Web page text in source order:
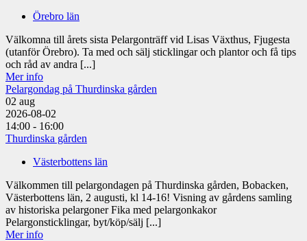
Örebro län
Välkomna till årets sista Pelargonträff vid Lisas Växthus, Fjugesta
(utanför Örebro). Ta med och sälj sticklingar och plantor och få tips
och råd av andra [...]
Mer info
Pelargondag på Thurdinska gården
02 aug
2026-08-02
14:00 - 16:00
Thurdinska gården
Västerbottens län
Välkommen till pelargondagen på Thurdinska gården, Bobacken,
Västerbottens län, 2 augusti, kl 14-16! Visning av gårdens samling
av historiska pelargoner Fika med pelargonkakor
Pelargonsticklingar, byt/köp/sälj [...]
Mer info